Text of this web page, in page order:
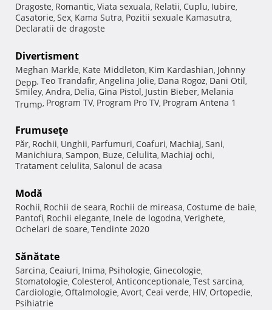
Dragoste, Romantic, Viata sexuala, Relatii, Cuplu, Iubire,
Casatorie, Sex, Kama Sutra, Pozitii sexuale Kamasutra,
Declaratii de dragoste
Divertisment
Meghan Markle, Kate Middleton, Kim Kardashian, Johnny
Depp, Teo Trandafir, Angelina Jolie, Dana Rogoz, Dani Otil,
Smiley, Andra, Delia, Gina Pistol, Justin Bieber, Melania
Trump, Program TV, Program Pro TV, Program Antena 1
Frumuseţe
Păr, Rochii, Unghii, Parfumuri, Coafuri, Machiaj, Sani,
Manichiura, Sampon, Buze, Celulita, Machiaj ochi,
Tratament celulita, Salonul de acasa
Modă
Rochii, Rochii de seara, Rochii de mireasa, Costume de baie,
Pantofi, Rochii elegante, Inele de logodna, Verighete,
Ochelari de soare, Tendinte 2020
Sănătate
Sarcina, Ceaiuri, Inima, Psihologie, Ginecologie,
Stomatologie, Colesterol, Anticonceptionale, Test sarcina,
Cardiologie, Oftalmologie, Avort, Ceai verde, HIV, Ortopedie,
Psihiatrie